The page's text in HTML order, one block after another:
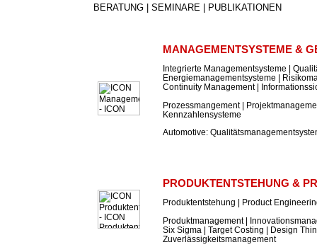
BERATUNG | SEMINARE | PUBLIKATIONEN
MANAGEMENTSYSTEME &
Integrierte Managementsysteme |
Energiemanagementsysteme |
Continuity Management |
Prozessmangement |
Kennzahlensysteme
Automotive:
PRODUKTENTSTEHUNG &
Produktentstehung | Product
Produktmanagement |
Six Sigma | Target Costing | Design
Zuverlässigkeitsmanagement